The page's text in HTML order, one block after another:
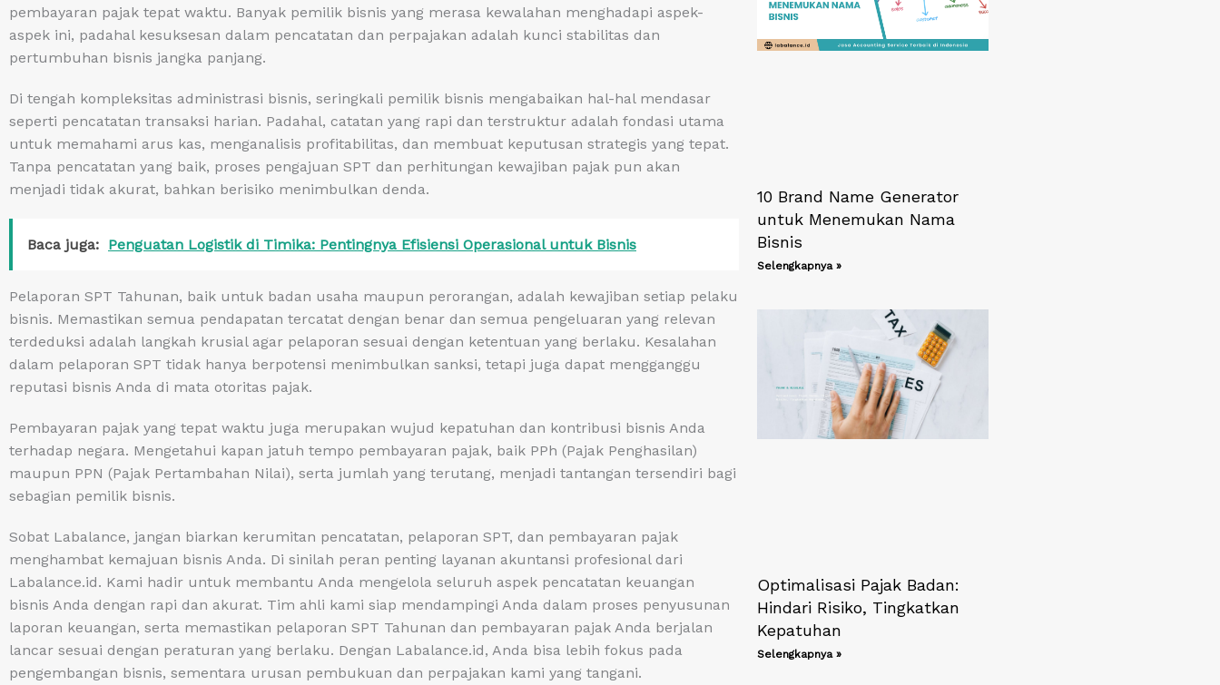
pembayaran pajak tepat waktu. Banyak pemilik bisnis yang merasa kewalahan menghadapi aspek-
aspek ini, padahal kesuksesan dalam pencatatan dan perpajakan adalah kunci stabilitas dan
pertumbuhan bisnis jangka panjang.
Di tengah kompleksitas administrasi bisnis, seringkali pemilik bisnis mengabaikan hal-hal mendasar
seperti pencatatan transaksi harian. Padahal, catatan yang rapi dan terstruktur adalah fondasi utama
untuk memahami arus kas, menganalisis profitabilitas, dan membuat keputusan strategis yang tepat.
Tanpa pencatatan yang baik, proses pengajuan SPT dan perhitungan kewajiban pajak pun akan
menjadi tidak akurat, bahkan berisiko menimbulkan denda.
Baca juga: Penguatan Logistik di Timika: Pentingnya Efisiensi Operasional untuk Bisnis
Pelaporan SPT Tahunan, baik untuk badan usaha maupun perorangan, adalah kewajiban setiap pelaku
bisnis. Memastikan semua pendapatan tercatat dengan benar dan semua pengeluaran yang relevan
terdeduksi adalah langkah krusial agar pelaporan sesuai dengan ketentuan yang berlaku. Kesalahan
dalam pelaporan SPT tidak hanya berpotensi menimbulkan sanksi, tetapi juga dapat mengganggu
reputasi bisnis Anda di mata otoritas pajak.
Pembayaran pajak yang tepat waktu juga merupakan wujud kepatuhan dan kontribusi bisnis Anda
terhadap negara. Mengetahui kapan jatuh tempo pembayaran pajak, baik PPh (Pajak Penghasilan)
maupun PPN (Pajak Pertambahan Nilai), serta jumlah yang terutang, menjadi tantangan tersendiri bagi
sebagian pemilik bisnis.
Sobat Labalance, jangan biarkan kerumitan pencatatan, pelaporan SPT, dan pembayaran pajak
menghambat kemajuan bisnis Anda. Di sinilah peran penting layanan akuntansi profesional dari
Labalance.id. Kami hadir untuk membantu Anda mengelola seluruh aspek pencatatan keuangan
bisnis Anda dengan rapi dan akurat. Tim ahli kami siap mendampingi Anda dalam proses penyusunan
laporan keuangan, serta memastikan pelaporan SPT Tahunan dan pembayaran pajak Anda berjalan
lancar sesuai dengan peraturan yang berlaku. Dengan Labalance.id, Anda bisa lebih fokus pada
pengembangan bisnis, sementara urusan pembukuan dan perpajakan kami yang tangani.
10 Brand Name Generator
untuk Menemukan Nama
Bisnis
Selengkapnya »
Optimalisasi Pajak Badan:
Hindari Risiko, Tingkatkan
Kepatuhan
Selengkapnya »